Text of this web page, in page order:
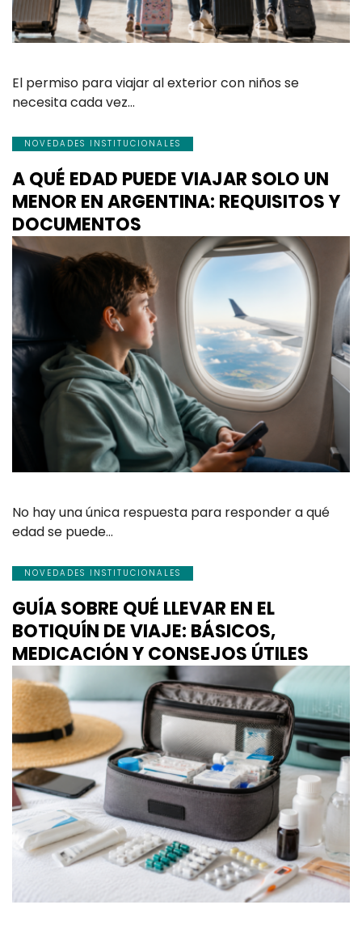
El permiso para viajar al exterior con niños se
necesita cada vez…
NOVEDADES INSTITUCIONALES
A QUÉ EDAD PUEDE VIAJAR SOLO UN
MENOR EN ARGENTINA: REQUISITOS Y
DOCUMENTOS
No hay una única respuesta para responder a qué
edad se puede…
NOVEDADES INSTITUCIONALES
GUÍA SOBRE QUÉ LLEVAR EN EL
BOTIQUÍN DE VIAJE: BÁSICOS,
MEDICACIÓN Y CONSEJOS ÚTILES